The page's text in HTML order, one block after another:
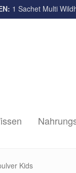
1 Sachet Multi
Kids